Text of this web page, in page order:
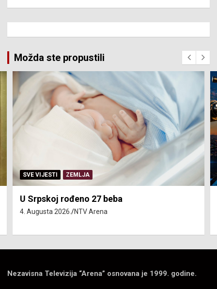
Možda ste propustili
SERVISNE INFORMACIJE
Isključenja vode – utorak 4. avgust
4. Augusta 2026. NTV Arena
Nezavisna Televizija “Arena” osnovana je 1999. godine.